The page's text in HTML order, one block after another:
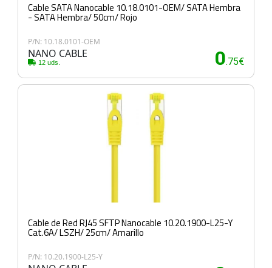
Cable SATA Nanocable 10.18.0101-OEM/ SATA Hembra
- SATA Hembra/ 50cm/ Rojo
P/N: 10.18.0101-OEM
NANO CABLE
12 uds. 0.75€
Cable de Red RJ45 SFTP Nanocable 10.20.1900-L25-Y
Cat.6A/ LSZH/ 25cm/ Amarillo
P/N: 10.20.1900-L25-Y